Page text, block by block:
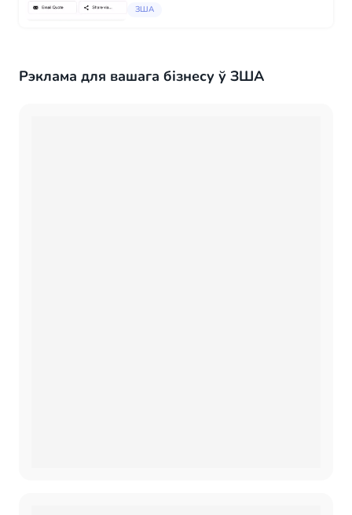
даслаце нам, мы зрабім пералік і вы будзеце
ЗША
Рэклама для вашага бізнесу ў ЗША